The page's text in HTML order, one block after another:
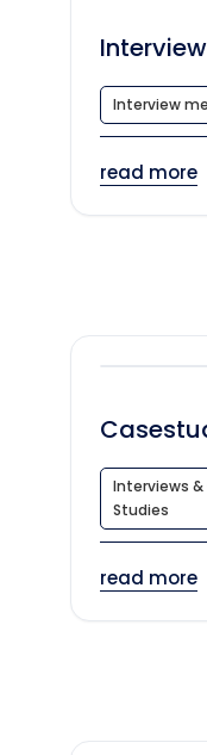
Interview
read more
Interviews &
Studies
read more